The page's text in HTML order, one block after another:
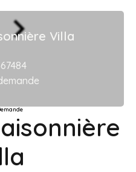
Villa